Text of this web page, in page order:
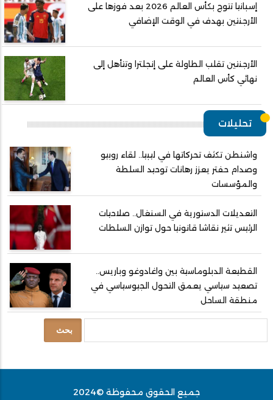
إسبانيا تتوج بكأس العالم 2026 بعد فوزها على
الأرجنتين بهدف في الوقت الإضافي
الأرجنتين تقلب الطاولة على إنجلترا وتتأهل إلى
نهائي كأس العالم
تحليلات
واشنطن تكثف تحركاتها في ليبيا.. لقاء روبيو
وصدام حفتر يعزز رهانات توحيد السلطة
والمؤسسات
التعديلات الدستورية في السنغال.. صلاحيات
الرئيس تثير نقاشا قانونيا حول توازن السلطات
القطيعة الدبلوماسية بين واغادوغو وباريس..
تصعيد سياسي يعمق التحول الجيوسياسي في
منطقة الساحل
جميع الحقوق محفوظة ©2024